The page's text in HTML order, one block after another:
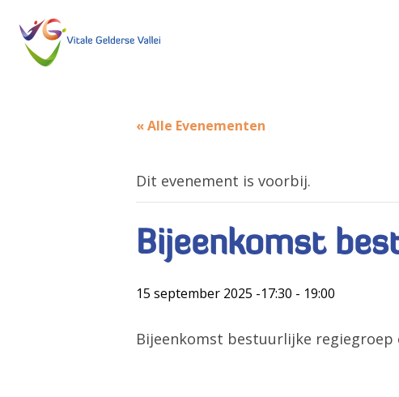
« Alle Evenementen
Dit evenement is voorbij.
Bijeenkomst
15 september 2025 -17:30 - 19:00
Bijeenkomst bestuurlijke regiegroep